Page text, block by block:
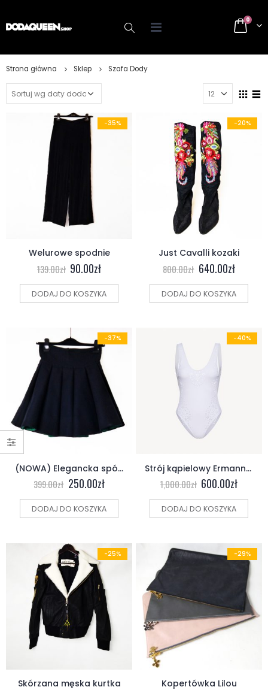
0
Strona główna Sklep Szafa Dody
-35%
Welurowe spodnie
139.00zł 90.00zł
DODAJ DO KOSZYKA
-20%
Just Cavalli kozaki
800.00zł 640.00zł
DODAJ DO KOSZYKA
-37%
(NOWA) Elegancka spódnica Viola Piekut
399.00zł 250.00zł
DODAJ DO KOSZYKA
-40%
Strój kąpielowy Ermanno Scervino
1,000.00zł 600.00zł
DODAJ DO KOSZYKA
-25%
Skórzana męska kurtka
-29%
Kopertówka Lilou